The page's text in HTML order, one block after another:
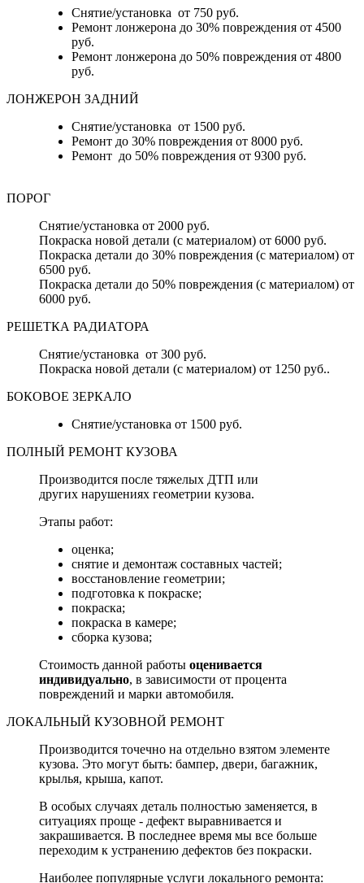
Снятие/установка от 750 руб.
Ремонт лонжерона до 30% повреждения от 4500
руб.
Ремонт лонжерона до 50% повреждения от 4800
руб.
ЛОНЖЕРОН ЗАДНИЙ
Снятие/установка от 1500 руб.
Ремонт до 30% повреждения от 8000 руб.
Ремонт до 50% повреждения от 9300 руб.
ПОРОГ
Снятие/установка от 2000 руб.
Покраска новой детали (с материалом) от 6000 руб.
Покраска детали до 30% повреждения (с материалом) от
6500 руб.
Покраска детали до 50% повреждения (с материалом) от
6000 руб.
РЕШЕТКА РАДИАТОРА
Снятие/установка от 300 руб.
Покраска новой детали (с материалом) от 1250 руб..
БОКОВОЕ ЗЕРКАЛО
Снятие/установка от 1500 руб.
ПОЛНЫЙ РЕМОНТ КУЗОВА
Производится после тяжелых ДТП или
других нарушениях геометрии кузова.
Этапы работ:
оценка;
снятие и демонтаж составных частей;
восстановление геометрии;
подготовка к покраске;
покраска;
покраска в камере;
сборка кузова;
Стоимость данной работы оценивается
индивидуально, в зависимости от процента
повреждений и марки автомобиля.
ЛОКАЛЬНЫЙ КУЗОВНОЙ РЕМОНТ
Производится точечно на отдельно взятом элементе
кузова. Это могут быть: бампер, двери, багажник,
крылья, крыша, капот.
В особых случаях деталь полностью заменяется, в
ситуациях проще - дефект выравнивается и
закрашивается. В последнее время мы все больше
переходим к устранению дефектов без покраски.
Наиболее популярные услуги локального ремонта: